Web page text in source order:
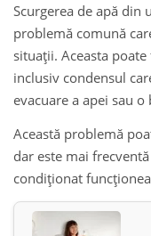
Scurgerea de apă din
problemă comună
situații. Aceasta
inclusiv condensul
evacuare a apei sau
Această problemă
dar este mai
condiționat